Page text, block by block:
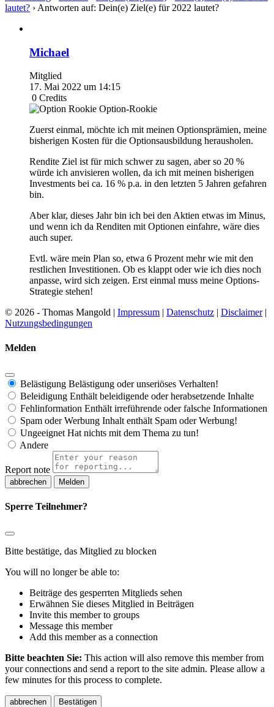
lautet? › Antworten auf: Dein(e) Ziel(e) für 2022 lautet?
Michael
Mitglied
17. Mai 2022 um 14:15
0 Credits
Option-Rookie
Zuerst einmal, möchte ich mit meinen Optionsprämien, meine
bisherigen Kosten für die Optionsausbildung herausholen.
Rendite Ziel ist für mich schwer zu sagen, aber so 20 %
würde ich anvisieren wollen, da ich mit meinen bisherigen
Investments bei ca. 16 % p.a. in den letzten 5 Jahren gefahren
bin.
Aber klar, dieses Jahr bin ich bei den Aktien etwas im Minus,
und wenn ich da Renditen mit Optionen einfahre, wäre dies
auch super.
Evtl. wäre mein Plan so, etwa 6 Prozent mehr wie mit den
restlichen Investitionen. Ob es klappt oder wie ich dies noch
anpasse, wird sich zeigen. Erst einmal muss meine Options-
Strategie stehen!
© 2026 - Thomas Mangold | Impressum | Datenschutz | Disclaimer|
Nutzungsbedingungen
Melden
Belästigung Belästigung oder unseriöses Verhalten!
Beleidigung Enthält beleidigende oder herabsetzende Inhalte
Fehlinformation Enthält irreführende oder falsche Informationen
Spam oder Werbung Inhalt enthält Spam oder Werbung!
Ungeeignet Hat nichts mit dem Thema zu tun!
Andere
Report note
Melden
Sperre Teilnehmer?
Bitte bestätige, das Mitglied zu blocken
You will no longer be able to:
Beiträge des gesperrten Mitglieds sehen
Erwähnen Sie dieses Mitglied in Beiträgen
Invite this member to groups
Message this member
Add this member as a connection
Bitte beachten Sie: This action will also remove this member from
your connections and send a report to the site admin. Please allow a
few minutes for this process to complete.
Bestätigen